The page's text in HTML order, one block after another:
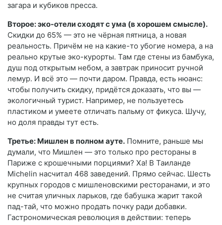
загара и кубиков пресса.
Второе: эко-отели сходят с ума (в хорошем смысле).
Скидки до 65% — это не чёрная пятница, а новая
реальность. Причём не на какие-то убогие номера, а на
реально крутые эко-курорты. Там где стены из бамбука,
душ под открытым небом, а завтрак приносит ручной
лемур. И всё это — почти даром. Правда, есть нюанс:
чтобы получить скидку, придётся доказать, что вы —
экологичный турист. Например, не пользуетесь
пластиком и умеете отличать пальму от фикуса. Шучу,
но доля правды тут есть.
Третье: Мишлен в полном ауте. Помните, раньше мы
думали, что Мишлен — это только про рестораны в
Париже с крошечными порциями? Ха! В Таиланде
Michelin насчитал 468 заведений. Прямо сейчас. Шесть
крупных городов с мишленовскими ресторанами, и это
не считая уличных ларьков, где бабушка жарит такой
пад-тай, что можно продать почку ради добавки.
Гастрономическая революция в действии: теперь